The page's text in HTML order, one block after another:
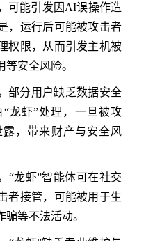
可能引发因AI误操作造
，运行后可能被攻击者
权限，从而引发主机被
安全风险。
分用户缺乏数据安全
龙虾”处理，一旦被攻
，带来财产与安全风
龙虾”智能体可在社交
者接管，可能被用于生
等不法活动。